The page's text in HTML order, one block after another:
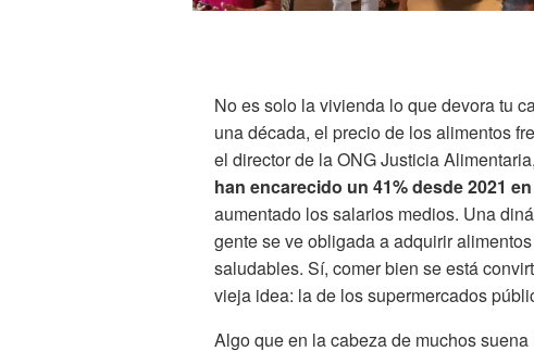
No es solo la vivienda lo que devora tu
una década, el precio de los alimentos
el director de la ONG Justicia Alimentaria,
han encarecido un 41% desde 2021
aumentado los salarios medios. Una
gente se ve obligada a adquirir
saludables. Sí, comer bien se está
vieja idea: la de los supermercados
Algo que en la cabeza de muchos